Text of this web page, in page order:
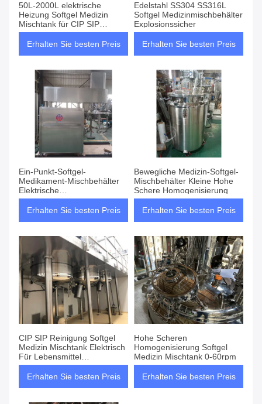
50L-2000L elektrische
Heizung Softgel Medizin
Mischtank für CIP SIP
Reinigung Bedürfnisse
Erhalten Sie besten Preis
Edelstahl SS304 SS316L
Softgel Medizinmischbehälter
Explosionssicher
Erhalten Sie besten Preis
Ein-Punkt-Softgel-
Medikament-Mischbehälter
Elektrische
Dampfwärmmethode
Erhalten Sie besten Preis
Bewegliche Medizin-Softgel-
Mischbehälter Kleine Hohe
Schere Homogenisierung
Erhalten Sie besten Preis
CIP SIP Reinigung Softgel
Medizin Mischtank Elektrisch
Für Lebensmittel
Pharmaindustrie
Erhalten Sie besten Preis
Hohe Scheren
Homogenisierung Softgel
Medizin Mischtank 0-60rpm
Erhalten Sie besten Preis